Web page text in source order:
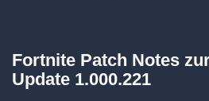
Fortnite Patch Notes
Update 1.000.221